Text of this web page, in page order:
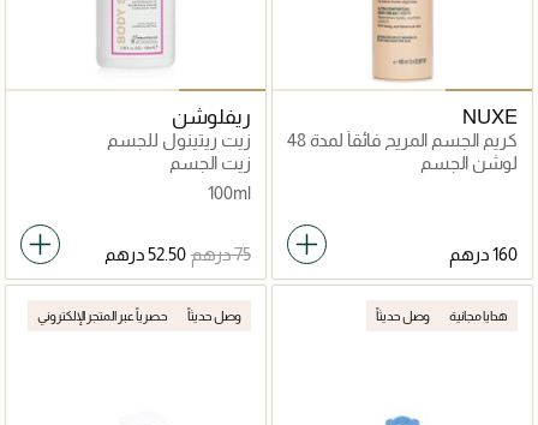
NUXE
كريم الجسم المريح فائقاً لمدة 48
ساعة
لوشن الجسم
ريفلوشن
زيت ريتينول للجسم
زيت الجسم
100ml
هدايا مجانية وصل حديثاً وصل حديثاً حصرياً عبر المتجر الإلكتروني